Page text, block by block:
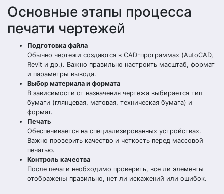
Основные этапы процесса
печати чертежей
Подготовка файла
Обычно чертежи создаются в CAD-программах (AutoCAD,
Revit и др.). Важно правильно настроить масштаб, формат
и параметры вывода.
Выбор материала и формата
В зависимости от назначения чертежа выбирается тип
бумаги (глянцевая, матовая, техническая бумага) и
формат.
Печать
Обеспечивается на специализированных устройствах.
Важно проверить качество и четкость перед массовой
печатью.
Контроль качества
После печати необходимо проверить, все ли элементы
отображены правильно, нет ли искажений или ошибок.